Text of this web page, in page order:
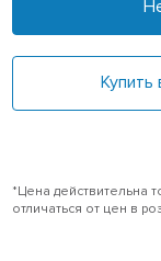
Купить
*Цена действительна
отличаться от цен в